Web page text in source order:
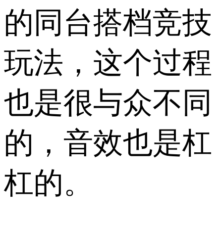
的同台搭档竞技
玩法，这个过程
也是很与众不同
的，音效也是杠
杠的。